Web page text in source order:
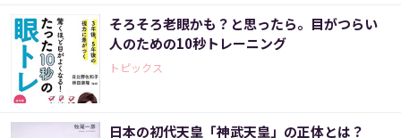
そろそろ老眼かも？と思ったら。目がつらい
人のための10秒トレーニング
トピックス
日本の初代天皇「神武天皇」の正体とは？